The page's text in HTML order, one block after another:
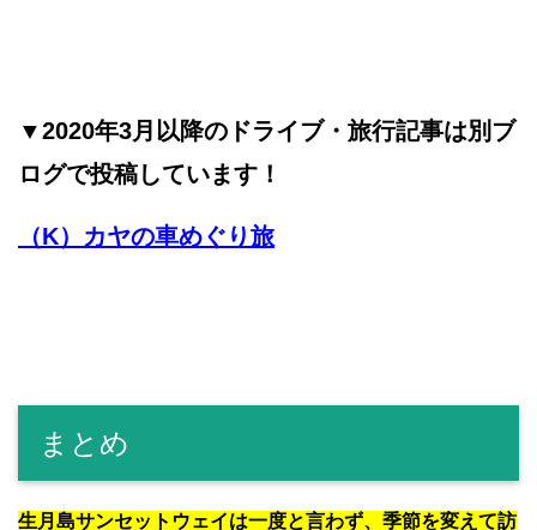
▼2020年3月以降のドライブ・旅行記事は別ブ
ログで投稿しています！
（K）カヤの車めぐり旅
まとめ
生月島サンセットウェイは一度と言わず、季節を変えて訪